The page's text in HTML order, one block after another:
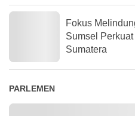
Fokus
Sumsel
Sumatera
PARLEMEN